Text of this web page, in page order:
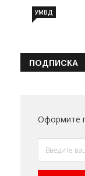
УМВД
ПОДПИСКА
Оформите